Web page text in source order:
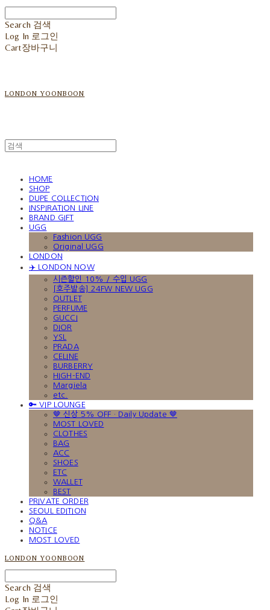
Search 검색
Log In 로그인
Cart장바구니
LONDON YOONBOON
HOME
SHOP
DUPE COLLECTION
INSPIRATION LINE
BRAND GIFT
UGG
Fashion UGG
Original UGG
LONDON
✈️ LONDON NOW
시즌할인 10% / 수입 UGG
[호주발송] 24FW NEW UGG
OUTLET
PERFUME
GUCCI
DIOR
YSL
PRADA
CELINE
BURBERRY
HIGH-END
Margiela
etc.
🔑 VIP LOUNGE
🤎 신상 5% OFF · Daily Update 🤎
MOST LOVED
CLOTHES
BAG
ACC
SHOES
ETC
WALLET
BEST
PRIVATE ORDER
SEOUL EDITION
Q&A
NOTICE
MOST LOVED
LONDON YOONBOON
Search 검색
Log In 로그인